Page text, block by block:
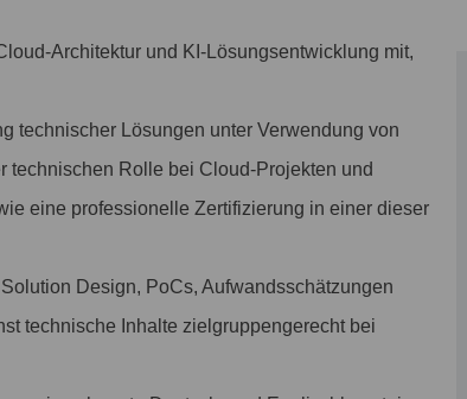
Architektur und KI-Lösungsentwicklung mit,
technischer Lösungen unter Verwendung von
Rolle bei Cloud-Projekten und
eine professionelle Zertifizierung in einer dieser
Design, PoCs, Aufwandsschätzungen
technische Inhalte zielgruppengerecht bei